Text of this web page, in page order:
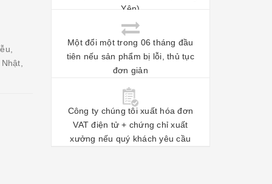
Yên)
Một đổi một trong 06 tháng đầu
tiên nếu sản phẩm bị lỗi, thủ tục
đơn giản
Công ty chúng tôi xuất hóa đơn
VAT điện tử + chứng chỉ xuất
xưởng nếu quý khách yêu cầu